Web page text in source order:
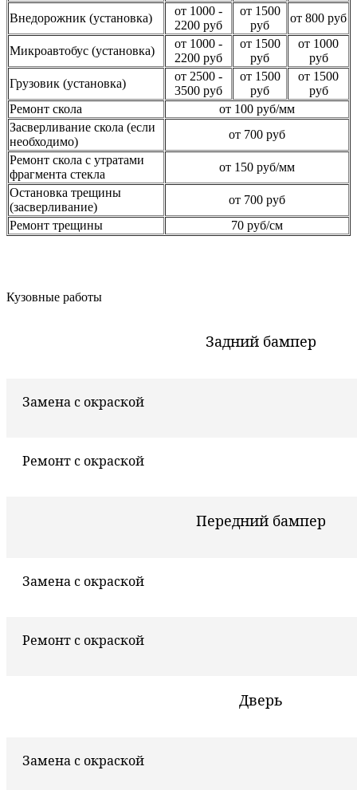
Внедорожник (установка)
от 1000 -
2200 руб
от 1500
руб
от 800 руб
Микроавтобус (установка)
от 1000 -
2200 руб
от 1500
руб
от 1000
руб
Грузовик (установка)
от 2500 -
3500 руб
от 1500
руб
от 1500
руб
Ремонт скола
от 100 руб/мм
Засверливание скола (если
необходимо)
от 700 руб
Ремонт скола с утратами
фрагмента стекла
от 150 руб/мм
Остановка трещины
(засверливание)
от 700 руб
Ремонт трещины
70 руб/см
Кузовные работы
Задний бампер
Замена с окраской
Ремонт с окраской
Передний бампер
Замена с окраской
Ремонт с окраской
Дверь
Замена с окраской